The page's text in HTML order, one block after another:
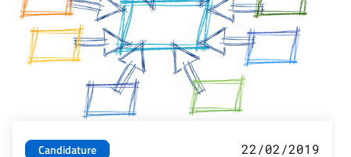
Candidature
22/02/2019